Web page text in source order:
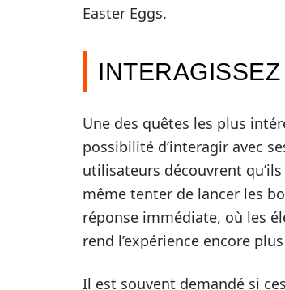
Easter Eggs.
Une des quêtes les plus
possibilité d’interagir avec
utilisateurs découvrent
même tenter de lancer les
réponse immédiate, où les
rend l’expérience encore
Il est souvent demandé si